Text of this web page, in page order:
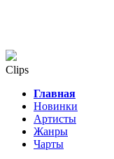
Clips
Главная
Новинки
Артисты
Жанры
Чарты